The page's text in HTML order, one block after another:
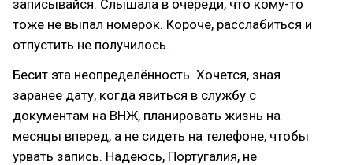
записывайся. Слышала в очереди, что кому-то
тоже не выпал номерок. Короче, расслабиться и
отпустить не получилось.
Бесит эта неопределённость. Хочется, зная
заранее дату, когда явиться в службу с
документам на ВНЖ, планировать жизнь на
месяцы вперед, а не сидеть на телефоне, чтобы
урвать запись. Надеюсь, Португалия, не